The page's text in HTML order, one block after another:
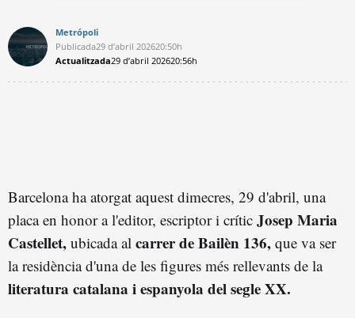
Metrópoli
Publicada29 d’abril 202620:50h
Actualitzada29 d’abril 202620:56h
Barcelona ha atorgat aquest dimecres, 29 d'abril, una
placa en honor a l'editor, escriptor i crític Josep Maria
Castellet, ubicada al carrer de Bailèn 136, que va ser
la residència d'una de les figures més rellevants de la
literatura catalana i espanyola del segle XX.